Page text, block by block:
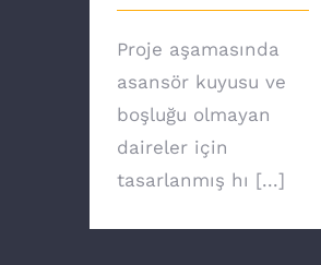
Proje aşamasında
asansör kuyusu ve
boşluğu olmayan
daireler için
tasarlanmış hı [...]